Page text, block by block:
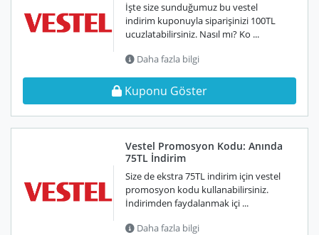
İşte size sunduğumuz bu vestel
indirim kuponuyla siparişinizi 100TL
ucuzlatabilirsiniz. Nasıl mı? Ko ...
Daha fazla bilgi
Kuponu Göster
Vestel Promosyon Kodu: Anında
75TL İndirim
Size de ekstra 75TL indirim için vestel
promosyon kodu kullanabilirsiniz.
İndirimden faydalanmak içi ...
Daha fazla bilgi